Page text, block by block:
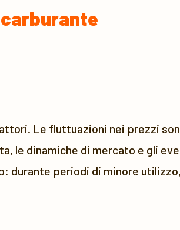
Le fluttuazioni nei prezzi
le dinamiche di mercato e gli
durante periodi di minore